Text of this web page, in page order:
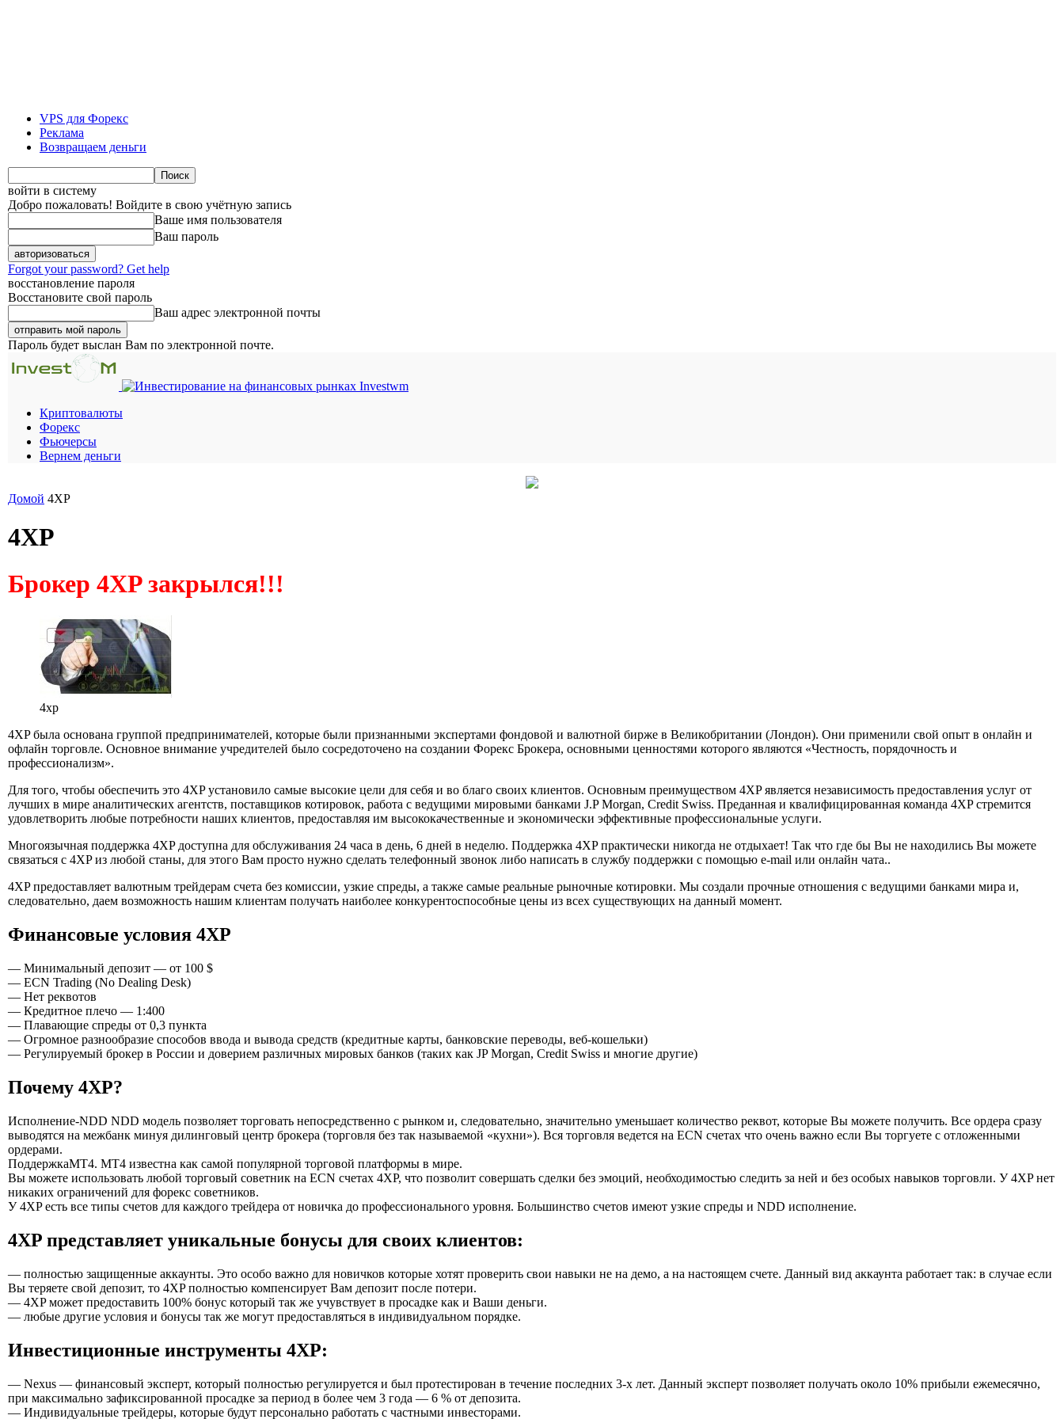
VPS для Форекс
Реклама
Возвращаем деньги
войти в систему
Добро пожаловать! Войдите в свою учётную запись
Ваше имя пользователя
Ваш пароль
Forgot your password? Get help
восстановление пароля
Восстановите свой пароль
Ваш адрес электронной почты
Пароль будет выслан Вам по электронной почте.
Investwm
Криптовалюты
Форекс
Фьючерсы
Вернем деньги
Домой 4XP
4XP
Брокер 4XP закрылся!!!
4xp
4XP была основана группой предпринимателей, которые были признанными экспертами фондовой и валютной бирже в Великобритании (Лондон). Они применили свой опыт в онлайн и
офлайн торговле. Основное внимание учредителей было сосредоточено на создании Форекс Брокера, основными ценностями которого являются «Честность, порядочность и
профессионализм».
Для того, чтобы обеспечить это 4XP установило самые высокие цели для себя и во благо своих клиентов. Основным преимуществом 4XP является независимость предоставления услуг от
лучших в мире аналитических агентств, поставщиков котировок, работа с ведущими мировыми банками J.P Morgan, Credit Swiss. Преданная и квалифицированная команда 4XP стремится
удовлетворить любые потребности наших клиентов, предоставляя им высококачественные и экономически эффективные профессиональные услуги.
Многоязычная поддержка 4XP доступна для обслуживания 24 часа в день, 6 дней в неделю. Поддержка 4XP практически никогда не отдыхает! Так что где бы Вы не находились Вы можете
связаться с 4XP из любой станы, для этого Вам просто нужно сделать телефонный звонок либо написать в службу поддержки с помощью e-mail или онлайн чата..
4XP предоставляет валютным трейдерам счета без комиссии, узкие спреды, а также самые реальные рыночные котировки. Мы создали прочные отношения с ведущими банками мира и,
следовательно, даем возможность нашим клиентам получать наиболее конкурентоспособные цены из всех существующих на данный момент.
Финансовые условия 4XP
— Минимальный депозит — от 100 $
— ECN Trading (No Dealing Desk)
— Нет реквотов
— Кредитное плечо — 1:400
— Плавающие спреды от 0,3 пункта
— Огромное разнообразие способов ввода и вывода средств (кредитные карты, банковские переводы, веб-кошельки)
— Регулируемый брокер в России и доверием различных мировых банков (таких как JP Morgan, Credit Swiss и многие другие)
Почему 4XP?
Исполнение-NDD NDD модель позволяет торговать непосредственно с рынком и, следовательно, значительно уменьшает количество реквот, которые Вы можете получить. Все ордера сразу
выводятся на межбанк минуя дилинговый центр брокера (торговля без так называемой «кухни»). Вся торговля ведется на ECN счетах что очень важно если Вы торгуете с отложенными
ордерами.
ПоддержкаМТ4. MT4 известна как самой популярной торговой платформы в мире.
Вы можете использовать любой торговый советник на ECN счетах 4XP, что позволит совершать сделки без эмоций, необходимостью следить за ней и без особых навыков торговли. У 4XP нет
никаких ограничений для форекс советников.
У 4XP есть все типы счетов для каждого трейдера от новичка до профессионального уровня. Большинство счетов имеют узкие спреды и NDD исполнение.
4XP представляет уникальные бонусы для своих клиентов:
— полностью защищенные аккаунты. Это особо важно для новичков которые хотят проверить свои навыки не на демо, а на настоящем счете. Данный вид аккаунта работает так: в случае если
Вы теряете свой депозит, то 4XP полностью компенсирует Вам депозит после потери.
— 4XP может предоставить 100% бонус который так же учувствует в просадке как и Ваши деньги.
— любые другие условия и бонусы так же могут предоставляться в индивидуальном порядке.
Инвестиционные инструменты 4XP:
— Nexus — финансовый эксперт, который полностью регулируется и был протестирован в течение последних 3-х лет. Данный эксперт позволяет получать около 10% прибыли ежемесячно,
при максимально зафиксированной просадке за период в более чем 3 года — 6 % от депозита.
— Индивидуальные трейдеры, которые будут персонально работать с частными инвесторами.